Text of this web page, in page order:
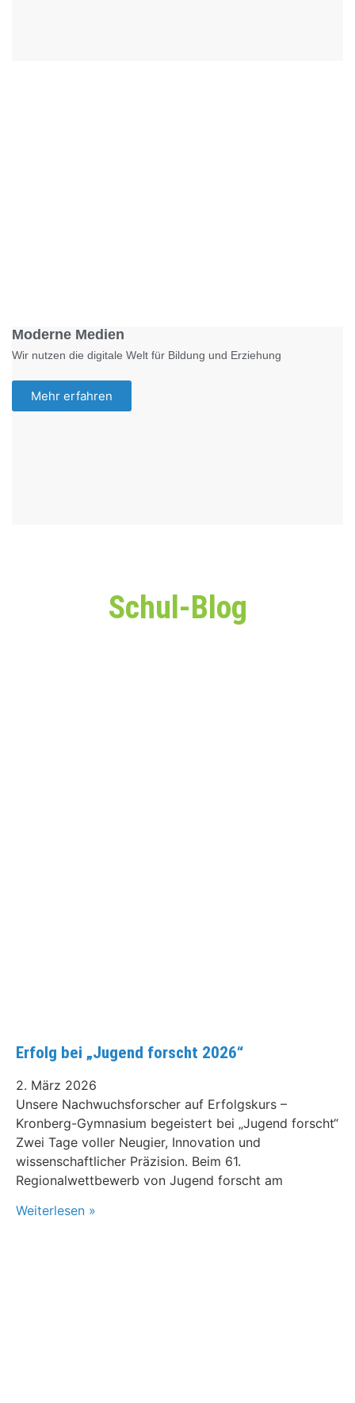
Moderne Medien
Wir nutzen die digitale Welt für Bildung und Erziehung
Mehr erfahren
Schul-Blog
Erfolg bei „Jugend forscht 2026“
2. März 2026
Unsere Nachwuchsforscher auf Erfolgskurs –
Kronberg-Gymnasium begeistert bei „Jugend forscht“
Zwei Tage voller Neugier, Innovation und
wissenschaftlicher Präzision. Beim 61.
Regionalwettbewerb von Jugend forscht am
Weiterlesen »